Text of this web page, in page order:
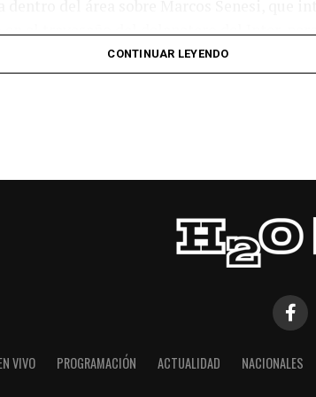
en el travesaño del delanatero del Inter,
CONTINUAR LEYENDO
VIVO PROGRAMACIÓN ACTUALIDAD NACIONALES